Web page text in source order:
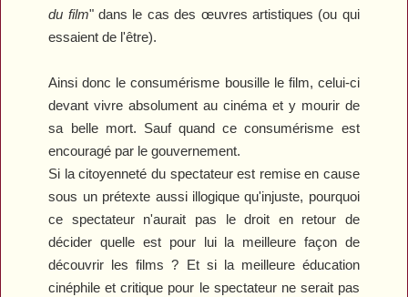
du film" dans le cas des œuvres artistiques (ou qui
essaient de l'être).
Ainsi donc le consumérisme bousille le film, celui-ci
devant vivre absolument au cinéma et y mourir de
sa belle mort. Sauf quand ce consumérisme est
encouragé par le gouvernement.
Si la citoyenneté du spectateur est remise en cause
sous un prétexte aussi illogique qu'injuste, pourquoi
ce spectateur n'aurait pas le droit en retour de
décider quelle est pour lui la meilleure façon de
découvrir les films ? Et si la meilleure éducation
cinéphile et critique pour le spectateur ne serait pas